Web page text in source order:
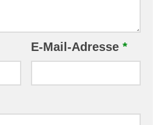
E-Mail-Adresse *